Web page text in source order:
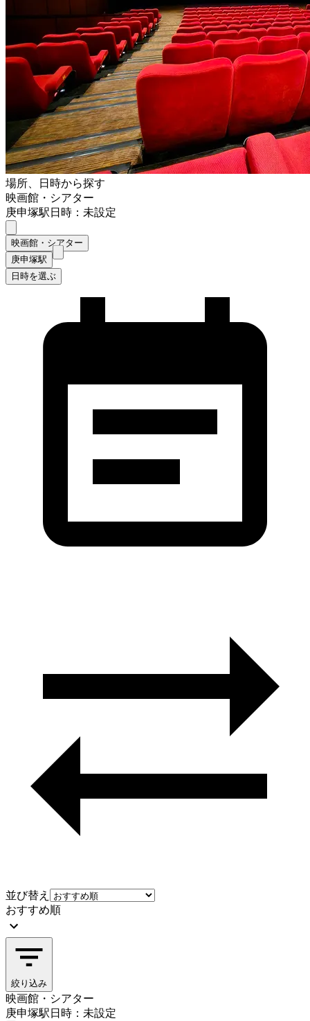
場所、日時から探す
映画館・シアター
庚申塚駅日時：未設定
映画館・シアター
庚申塚駅
日時を選ぶ
並び替え
おすすめ順
絞り込み
映画館・シアター
庚申塚駅日時：未設定